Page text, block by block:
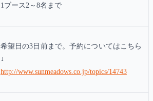
1ブース2～8名まで
希望日の3日前まで。予約についてはこちら
↓
http://www.sunmeadows.co.jp/topics/14743